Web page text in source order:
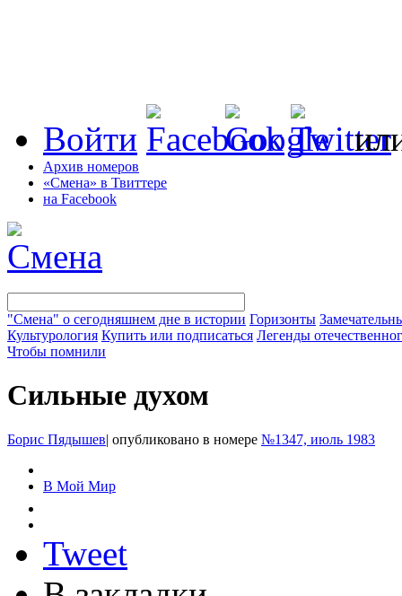
Войти
Архив номеров
«Смена» в Твиттере
на Facebook
"Смена" о сегодняшнем дне в истории Горизонты
Культурология Купить или подписаться Легенды
Чтобы помнили
Сильные духом
Борис Пядышев| опубликовано в номере №1347, июль 1983
В Мой Мир
Tweet